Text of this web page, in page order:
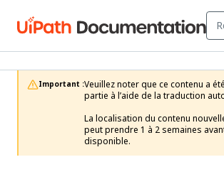
Important :Veuillez noter que ce contenu a
partie à l’aide de la traduction
La localisation du contenu
peut prendre 1 à 2 semaines
disponible.